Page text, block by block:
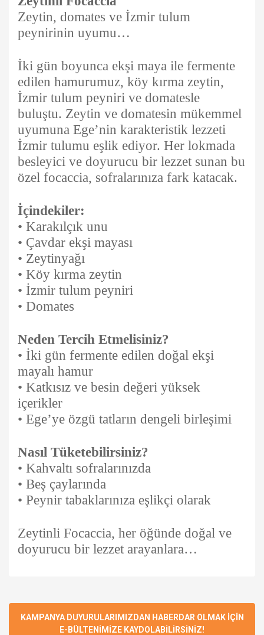
Zeytin, domates ve İzmir tulum
peynirinin uyumu…
İki gün boyunca ekşi maya ile fermente
edilen hamurumuz, köy kırma zeytin,
İzmir tulum peyniri ve domatesle
buluştu. Zeytin ve domatesin mükemmel
uyumuna Ege’nin karakteristik lezzeti
İzmir tulumu eşlik ediyor. Her lokmada
besleyici ve doyurucu bir lezzet sunan bu
özel focaccia, sofralarınıza fark katacak.
İçindekiler:
• Karakılçık unu
• Çavdar ekşi mayası
• Zeytinyağı
• Köy kırma zeytin
• İzmir tulum peyniri
• Domates
Neden Tercih Etmelisiniz?
• İki gün fermente edilen doğal ekşi
mayalı hamur
• Katkısız ve besin değeri yüksek
içerikler
• Ege’ye özgü tatların dengeli birleşimi
Nasıl Tüketebilirsiniz?
• Kahvaltı sofralarınızda
• Beş çaylarında
• Peynir tabaklarınıza eşlikçi olarak
Zeytinli Focaccia, her öğünde doğal ve
doyurucu bir lezzet arayanlara…
çok lezzetli
kullanarak tarafımıza iletebilirsiniz.
Görüş ve önerileriniz için teşekkür ederiz.
KAMPANYA DUYURULARIMIZDAN HABERDAR OLMAK İÇİN
E-BÜLTENİMİZE KAYDOLABİLİRSİNİZ!